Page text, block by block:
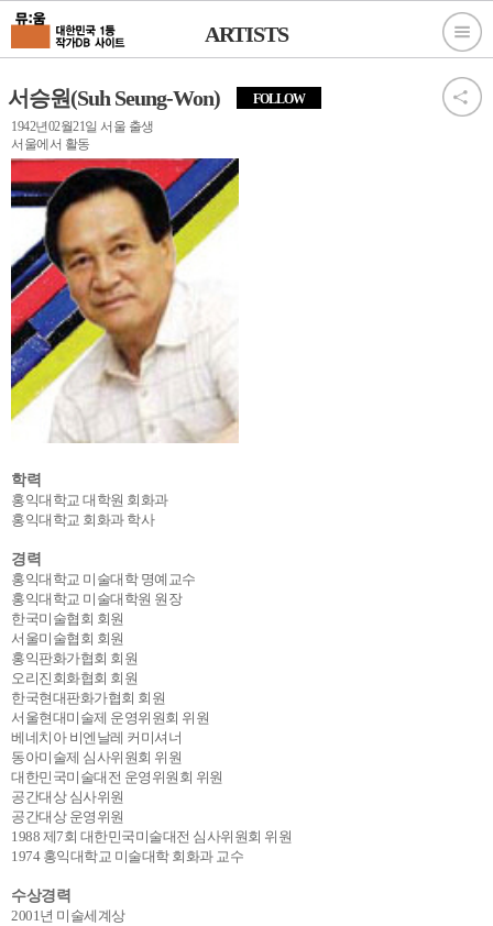
ARTISTS
서승원(Suh Seung-Won)
FOLLOW
1942년02월21일 서울 출생
서울에서 활동
학력
홍익대학교 대학원 회화과
홍익대학교 회화과 학사
경력
홍익대학교 미술대학 명예교수
홍익대학교 미술대학원 원장
한국미술협회 회원
서울미술협회 회원
홍익판화가협회 회원
오리진회화협회 회원
한국현대판화가협회 회원
서울현대미술제 운영위원회 위원
베네치아 비엔날레 커미셔너
동아미술제 심사위원회 위원
대한민국미술대전 운영위원회 위원
공간대상 심사위원
공간대상 운영위원
1988 제7회 대한민국미술대전 심사위원회 위원
1974 홍익대학교 미술대학 회화과 교수
수상경력
2001년 미술세계상